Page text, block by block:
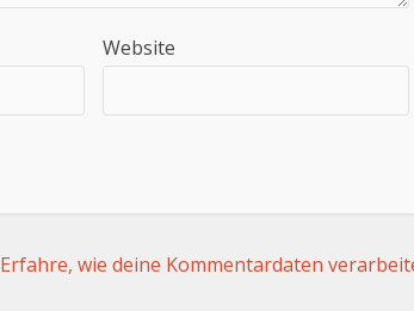
Website
Erfahre, wie deine Kommentardaten